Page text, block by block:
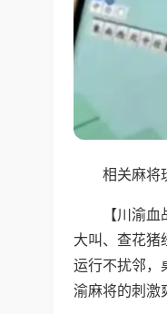
相关麻将
【川渝
大叫、查花猪
运行不扰邻，
渝麻将的刺激